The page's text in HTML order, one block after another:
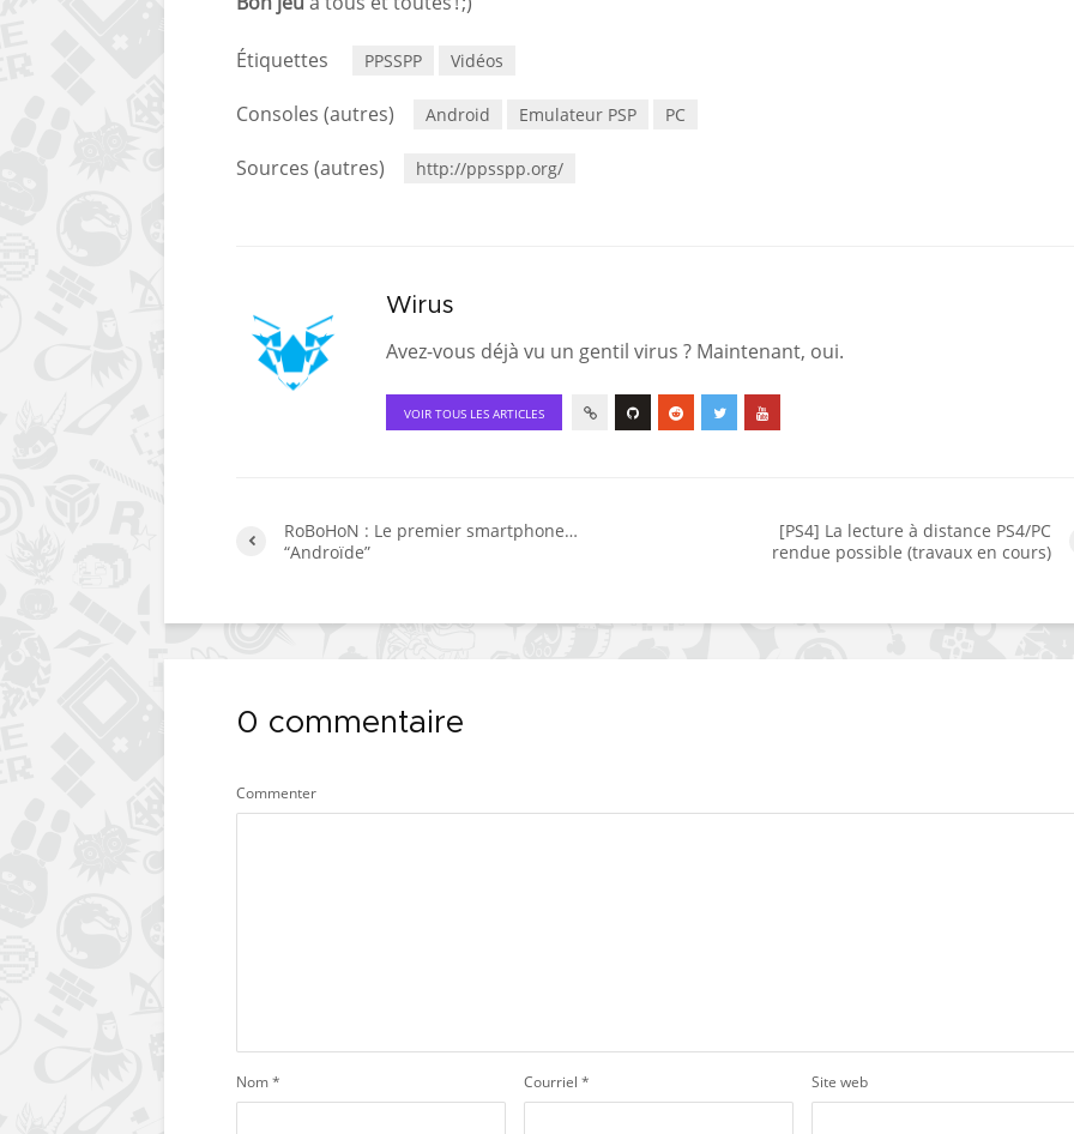
Étiquettes PPSSPP Vidéos
Consoles (autres) Android Emulateur PSP PC
Sources (autres) http://ppsspp.org/
Wirus
Avez-vous déjà vu un gentil virus ? Maintenant, oui.
VOIR TOUS LES ARTICLES
RoBoHoN : Le premier smartphone…
“Androïde”
[PS4] La lecture à distance PS4/PC
rendue possible (travaux en cours)
0 commentaire
Commenter
Nom* Courriel * Site web